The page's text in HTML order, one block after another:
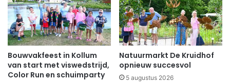
Bouwvakfeest in Kollum
van start met viswedstrijd,
Color Run en schuimparty
Natuurmarkt De Kruidhof
opnieuw succesvol
5 augustus 2026